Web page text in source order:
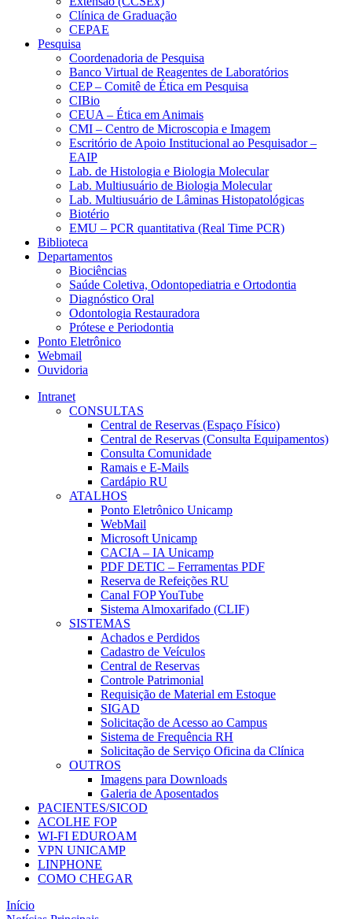
Clínica de Graduação
CEPAE
Pesquisa
Coordenadoria de Pesquisa
Banco Virtual de Reagentes de Laboratórios
CEP – Comitê de Ética em Pesquisa
CIBio
CEUA – Ética em Animais
CMI – Centro de Microscopia e Imagem
Escritório de Apoio Institucional ao Pesquisador –
EAIP
Lab. de Histologia e Biologia Molecular
Lab. Multiusuário de Biologia Molecular
Lab. Multiusuário de Lâminas Histopatológicas
Biotério
EMU – PCR quantitativa (Real Time PCR)
Biblioteca
Departamentos
Biociências
Saúde Coletiva, Odontopediatria e Ortodontia
Diagnóstico Oral
Odontologia Restauradora
Prótese e Periodontia
Ponto Eletrônico
Webmail
Ouvidoria
Intranet
CONSULTAS
Central de Reservas (Espaço Físico)
Central de Reservas (Consulta Equipamentos)
Consulta Comunidade
Ramais e E-Mails
Cardápio RU
ATALHOS
Ponto Eletrônico Unicamp
WebMail
Microsoft Unicamp
CACIA – IA Unicamp
PDF DETIC – Ferramentas PDF
Reserva de Refeições RU
Canal FOP YouTube
Sistema Almoxarifado (CLIF)
SISTEMAS
Achados e Perdidos
Cadastro de Veículos
Central de Reservas
Controle Patrimonial
Requisição de Material em Estoque
SIGAD
Solicitação de Acesso ao Campus
Sistema de Frequência RH
Solicitação de Serviço Oficina da Clínica
OUTROS
Imagens para Downloads
Galeria de Aposentados
PACIENTES/SICOD
ACOLHE FOP
WI-FI EDUROAM
VPN UNICAMP
LINPHONE
COMO CHEGAR
Início